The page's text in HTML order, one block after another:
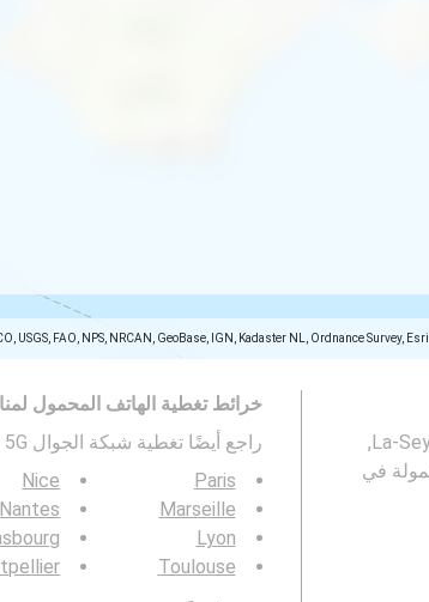
USGS, FAO, NPS, NRCAN, GeoBase, IGN, Kadaster NL, Ordnance
تمثل هذه الخريطة تغطية شبكات الجوال 2G و 3G و 4G و 5G في La-Seyne-sur-Mer,
خرائط تغطية الهاتف المحمول
راجع أيضًا تغطية شبكة الجوال 3G / 4G / 5G في
Paris
Marseille
Lyon
Toulouse
Nice
Nantes